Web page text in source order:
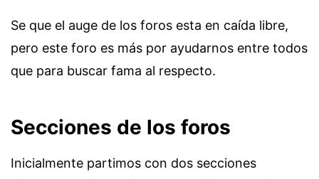
Se que el auge de los foros esta en caída libre,
pero este foro es más por ayudarnos entre todos
que para buscar fama al respecto.
Secciones de los foros
Inicialmente partimos con dos secciones